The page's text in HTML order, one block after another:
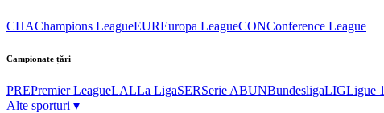
CHAChampions LeagueEUREuropa LeagueCONConference League
Campionate țări
PREPremier LeagueLALLa LigaSERSerie ABUNBundesligaLIGLigue 1
Alte sporturi ▾